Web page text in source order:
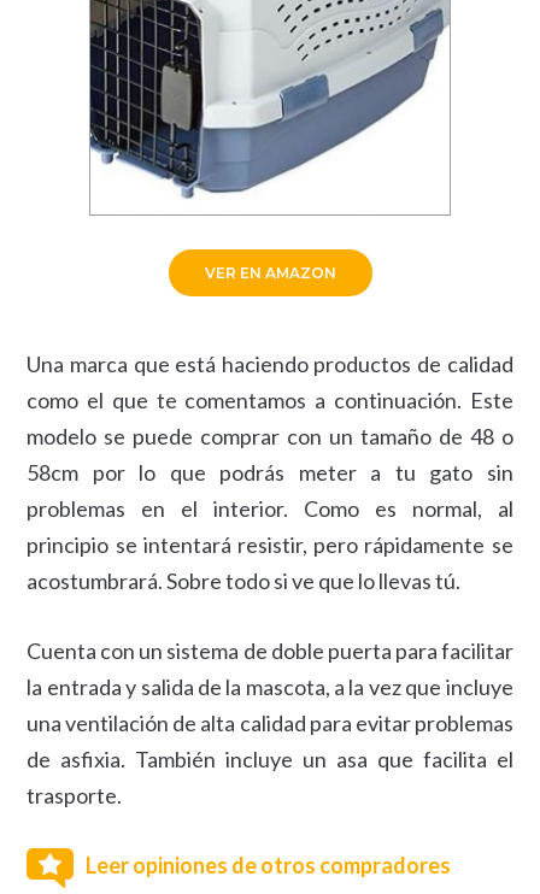
VER EN AMAZON
Una marca que está haciendo productos de calidad
como el que te comentamos a continuación. Este
modelo se puede comprar con un tamaño de 48 o
58cm por lo que podrás meter a tu gato sin
problemas en el interior. Como es normal, al
principio se intentará resistir, pero rápidamente se
acostumbrará. Sobre todo si ve que lo llevas tú.
Cuenta con un sistema de doble puerta para facilitar
la entrada y salida de la mascota, a la vez que incluye
una ventilación de alta calidad para evitar problemas
de asfixia. También incluye un asa que facilita el
trasporte.
Leer opiniones de otros compradores